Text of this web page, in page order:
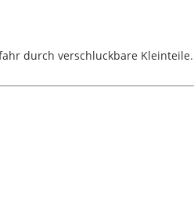
durch verschluckbare Kleinteile.